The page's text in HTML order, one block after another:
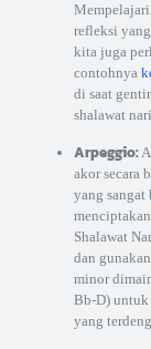
refleksi
kita juga
contohnya
di saat
shalawat
Arpeggio:
akor secara
yang
Shalawat
dan
minor
Bb-D) untuk
yang